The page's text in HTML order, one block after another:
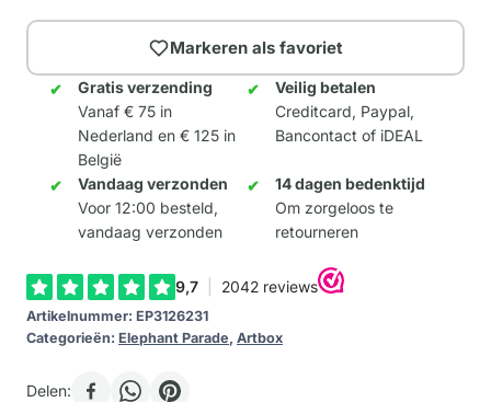
Markeren als favoriet
Gratis verzending
Vanaf € 75 in
Nederland en € 125 in
België
Veilig betalen
Creditcard, Paypal,
Bancontact of iDEAL
Vandaag verzonden
Voor 12:00 besteld,
vandaag verzonden
14 dagen bedenktijd
Om zorgeloos te
retourneren
Artikelnummer: EP3126231
Categorieën: Elephant Parade, Artbox
Delen: